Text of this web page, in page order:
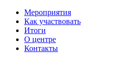
Мероприятия
Как участвовать
Итоги
О центре
Контакты